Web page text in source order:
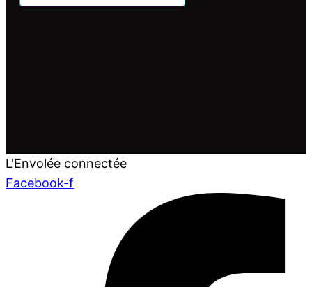
L'Envolée connectée
Facebook-f